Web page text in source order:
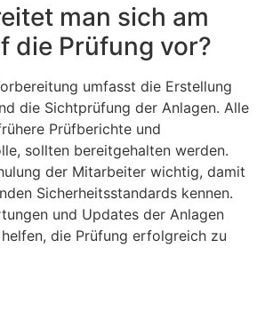
man sich am
die Prüfung vor?
umfasst die Erstellung
die Sichtprüfung der Anlagen. Alle
Prüfberichte und
sollten bereitgehalten werden.
der Mitarbeiter wichtig, damit
Sicherheitsstandards kennen.
und Updates der Anlagen
die Prüfung erfolgreich zu